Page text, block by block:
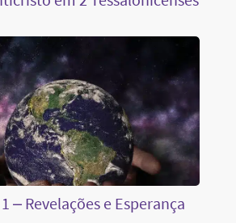
– Revelações e Esperança